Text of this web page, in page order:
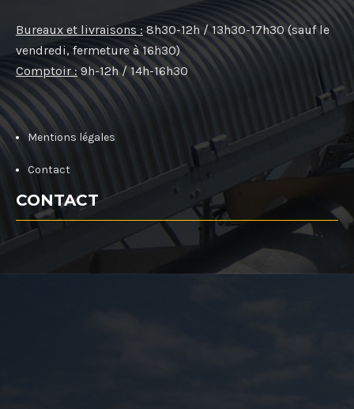
Bureaux et livraisons : 8h30-12h / 13h30-17h30 (sauf le
vendredi, fermeture à 16h30)
Comptoir : 9h-12h / 14h-16h30
Mentions légales
Contact
CONTACT